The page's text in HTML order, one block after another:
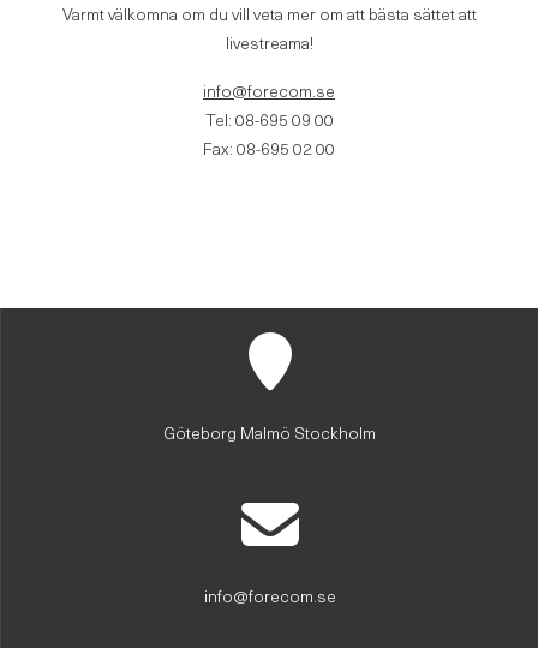
Varmt välkomna om du vill veta mer om att bästa sättet att
livestreama!
info@forecom.se
Tel: 08-695 09 00
Fax: 08-695 02 00
Göteborg Malmö Stockholm
info@forecom.se